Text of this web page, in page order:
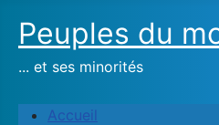
Peuples du
... et ses minorités
Accueil